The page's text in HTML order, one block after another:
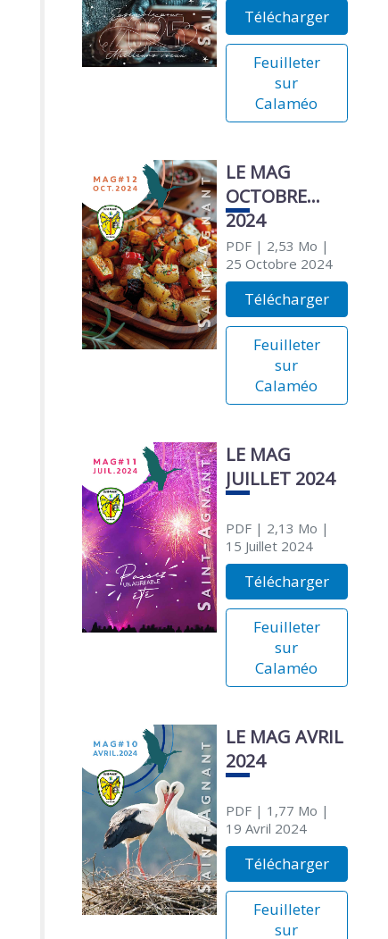
Télécharger
Feuilleter
sur
Calaméo
LE MAG
OCTOBRE
2024
PDF| 2,53 Mo |
25 Octobre 2024
Télécharger
Feuilleter
sur
Calaméo
LE MAG
JUILLET 2024
PDF| 2,13 Mo |
15 Juillet 2024
Télécharger
Feuilleter
sur
Calaméo
LE MAG AVRIL
2024
PDF| 1,77 Mo |
19 Avril 2024
Télécharger
Feuilleter
sur